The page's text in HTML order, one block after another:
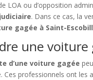
LOA ou d’opposition
. Dans ce cas, la
gagée à Saint-
une voiture
d’une voiture gagée
Ces professionnels ont les